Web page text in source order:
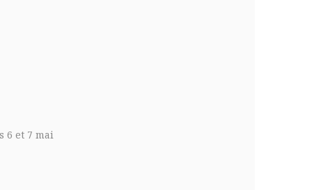
6 et 7 mai